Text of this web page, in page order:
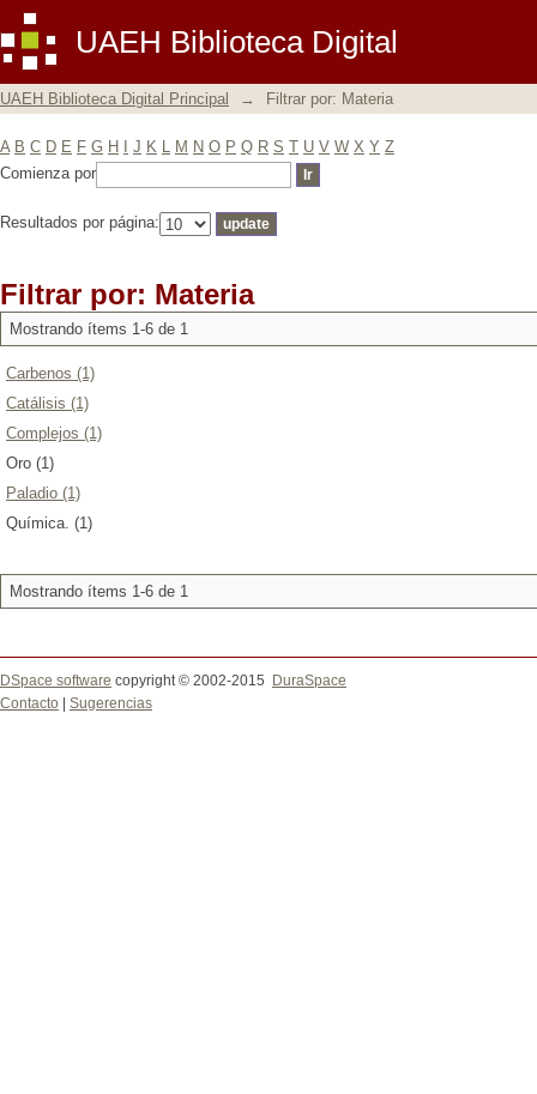
UAEH Biblioteca Digital
Filtrar por: Materia
UAEH Biblioteca Digital Principal → Filtrar por: Materia
A B C D E F G H J K L M N O P Q R S T U V W X Y Z
Comienza por
Resultados por página:
Filtrar por: Materia
Mostrando ítems 1-6 de 1
Carbenos (1)
Catálisis (1)
Complejos (1)
Oro (1)
Paladio (1)
Química. (1)
Mostrando ítems 1-6 de 1
DSpace software copyright © 2002-2015
DuraSpace
Contacto
Sugerencias